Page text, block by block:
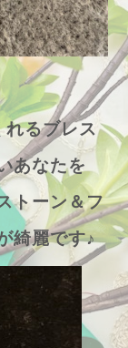
るブレス
あなたを
トーン＆フ
綺麗です♪